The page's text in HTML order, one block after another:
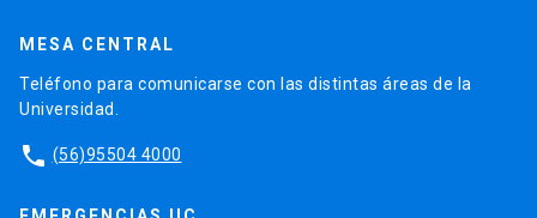
MESA CENTRAL
Teléfono para comunicarse con las distintas áreas de la
Universidad.
phone (56)95504 4000